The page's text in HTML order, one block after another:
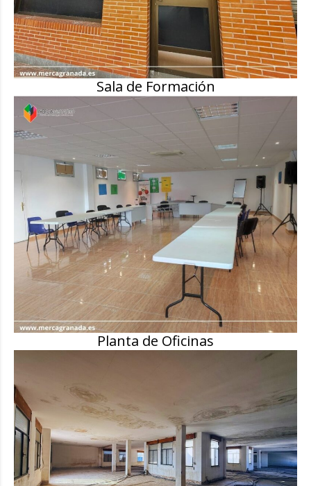
Sala de Formación
Planta de Oficinas